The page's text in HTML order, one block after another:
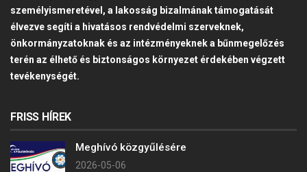
személyismeretével, a lakosság bizalmának támogatását
élvezve segíti a hivatásos rendvédelmi szerveknek,
önkormányzatoknak és az intézményeknek a bűnmegelőzés
terén az élhető és biztonságos környezet érdekében végzett
tevékenységét.
FRISS HÍREK
Meghívó közgyűlésére
2026-05-06